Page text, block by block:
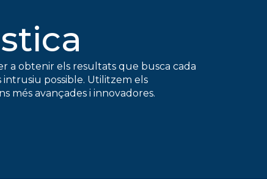
a obtenir els resultats que busca cada
possible. Utilitzem els
més avançades i innovadores.